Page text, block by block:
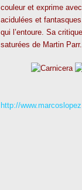
couleur et exprime
acidulées et
qui l’entoure. Sa
saturées de Martin Parr.
http://